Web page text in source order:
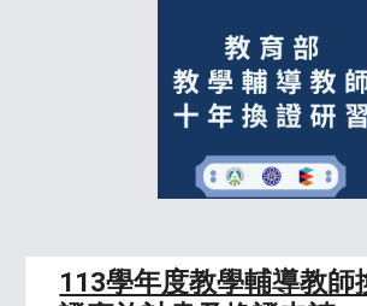
113學年度教學輔導教師